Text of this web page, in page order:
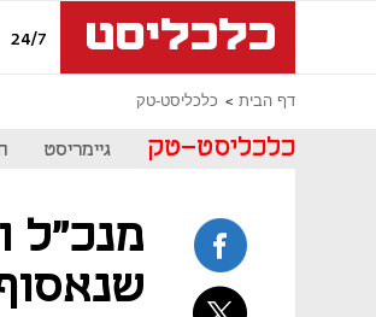
24/7
דף הבית כלכליסט-טק
כלכליסט-טק גיימריסט
מנכ"ל